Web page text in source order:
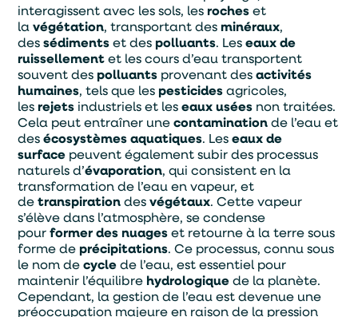
interagissent avec les sols, les rocheset
lavégétation, transportant des minéraux,
dessédimentset des polluants. Leseaux de
ruissellementet les cours d’eau transportent
souvent des polluants provenant desactivités
humaines, tels que les pesticidesagricoles,
les rejets industriels et leseaux usées non traitées.
Cela peut entraîner unecontaminationde l’eau et
desécosystèmes aquatiques. Leseaux de
surface peuvent également subir des processus
naturels d’évaporation, qui consistent en la
transformation de l’eau en vapeur, et
detranspirationdesvégétaux. Cette vapeur
s’élève dans l’atmosphère, se condense
pourformer des nuageset retourne à la terre sous
forme de précipitations. Ce processus, connu sous
le nom decyclede l’eau, est essentiel pour
maintenir l’équilibre hydrologiquede la planète.
Cependant, la gestion de l’eau est devenue une
préoccupation majeure en raison de la pression